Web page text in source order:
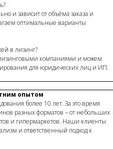
и зависит от объёма заказа и
оптимальные варианты
в лизинг?
компаниями и можем
для юридических лиц и ИП.
опытом
более 10 лет. За это время
разных форматов – от небольших
и гипермаркетов. Наши клиенты
и ответственный подход к